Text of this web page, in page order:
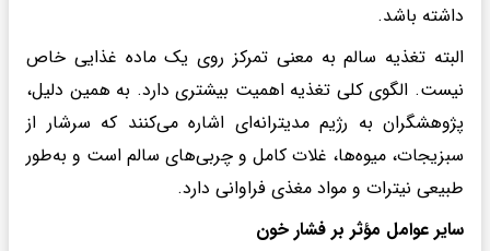
داشته باشد.
البته تغذیه سالم به معنی تمرکز روی یک ماده غذایی خاص
نیست. الگوی کلی تغذیه اهمیت بیشتری دارد. به همین دلیل،
پژوهشگران به رژیم مدیترانه‌ای اشاره می‌کنند که سرشار از
سبزیجات، میوه‌ها، غلات کامل و چربی‌های سالم است و به‌طور
طبیعی نیترات و مواد مغذی فراوانی دارد.
سایر عوامل مؤثر بر فشار خون